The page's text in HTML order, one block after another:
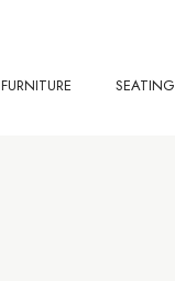
FURNITURE SEATING